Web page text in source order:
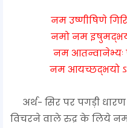
नम उष्णीषिणे
नमो नम
नम आतन्वानेभ्यः
नम आयच्छद्भयो
अर्थ- सिर पर पगड़ी
विचरने वाले रुद्र के लिये